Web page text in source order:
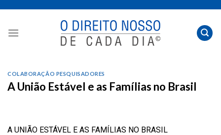
content
COLABORAÇÃO PESQUISADORES
A União Estável e as Famílias no Brasil
A UNIÃO ESTÁVEL E AS FAMÍLIAS NO BRASIL